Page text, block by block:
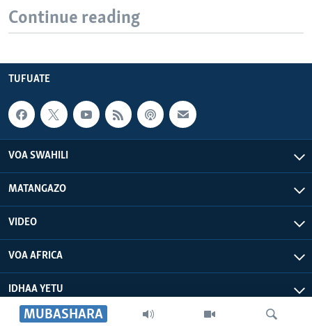
MUBASHARA
Continue reading
TUFUATE
VOA SWAHILI
MATANGAZO
VIDEO
VOA AFRICA
IDHAA YETU